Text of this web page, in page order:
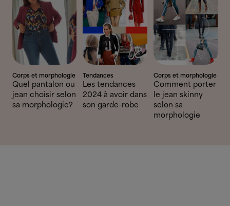
Corps et morphologie
Quel pantalon ou
jean choisir selon
sa morphologie?
Tendances
Les tendances
2024 à avoir dans
son garde-robe
Corps et morphologie
Comment porter
le jean skinny
selon sa
morphologie